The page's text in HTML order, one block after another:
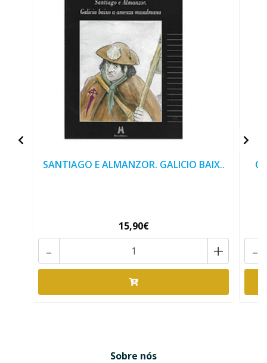
SANTIAGO E ALMANZOR. GALICIO BAIX..
15,90€
+
- -
Sobre nós